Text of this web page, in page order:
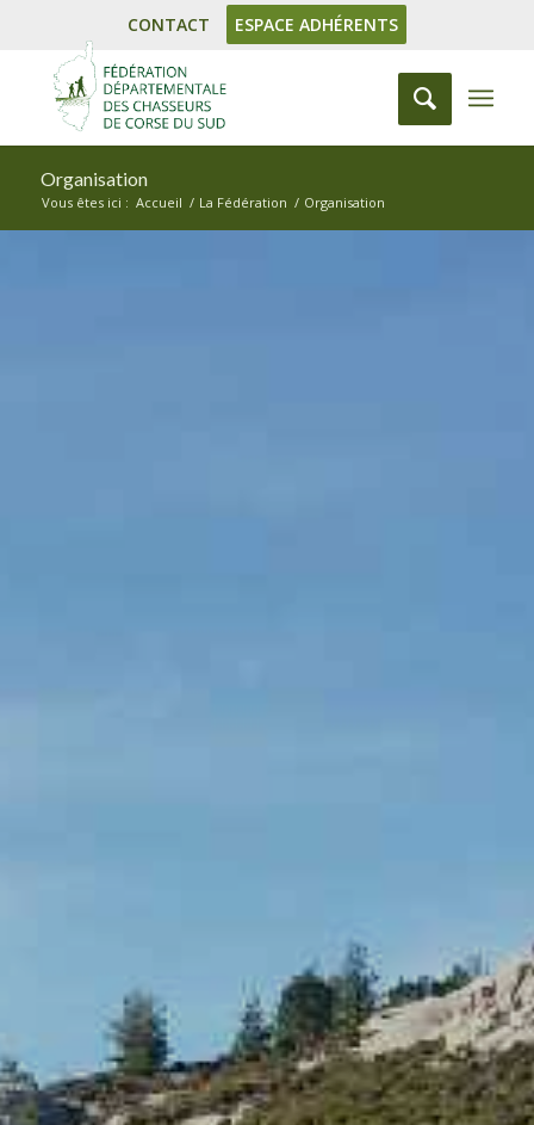
CONTACT ESPACE ADHÉRENTS
Organisation
Vous êtes ici : Accueil / La Fédération / Organisation